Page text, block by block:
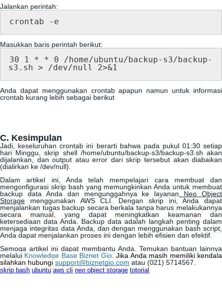
Jalankan perintah:
crontab - e
Masukkan baris perintah berikut:
30 1 * * 0 /home/ubuntu/backup- s3/backup-
s3 . sh > /dev/null 2>&1
Anda dapat menggunakan crontab apapun namun untuk informasi
crontab kurang lebih sebagai berikut
C. Kesimpulan
Jadi keseluruhan crontab ini berarti bahwa pada pukul 01 :30 setiap
hari Minggu skrip shell /home/ubuntu/backup-s3/backup-s3 sh akan
dijalankan
dan output atau error dari skrip tersebut akan diabaikan
(dialirkan ke /dev/null)
Dalam
artikel ini, Anda telah mempelajari cara membuat
dan
mengonfigurasi skrip bash yang memungkinkan Anda untuk membuat
backup
data Anda dan mengunggahnya ke layanan Neo
Object
Storage
menggunakan AWS CLI Dengan skrip ini, Anda
dapat
menjalankan tugas backup secara berkala tanpa harus melakukannya
secara
manual, yang dapat meningkatkan keamanan
dan
ketersediaan data Anda Backup data adalah langkah penting dalam
menjaga integritas data Anda dan dengan menggunakan bash script
Anda dapat menjalankan proses ini dengan lebih efisien dan efektif
Semoga artikel ini dapat membantu Anda Temukan bantuan lainnya
melalui Knowledge Base Biznet Gio. Jika Anda masih memiliki kendala
silahkan hubungi support@biznetgio com atau (021) 5714567
skrip bash ubuntu aws cli neo object storage totorial